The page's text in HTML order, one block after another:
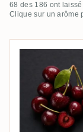
68 des 186 ont
Clique sur un arôme